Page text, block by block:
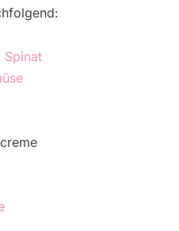
Spinat